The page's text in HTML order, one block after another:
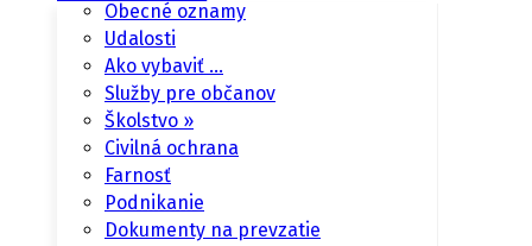
Obecné oznamy
Udalosti
Ako vybaviť …
Služby pre občanov
Školstvo »
Civilná ochrana
Farnosť
Podnikanie
Dokumenty na prevzatie